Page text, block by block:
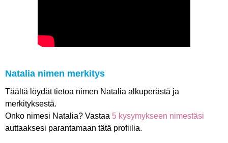
Natalia nimen merkitys
Täältä löydät tietoa nimen Natalia alkuperästä ja
merkityksestä.
Onko nimesi Natalia? Vastaa 5 kysymykseen nimestäsi
auttaaksesi parantamaan tätä profiilia.